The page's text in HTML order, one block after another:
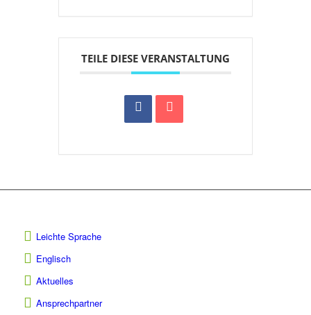
TEILE DIESE VERANSTALTUNG
Leichte Sprache
Englisch
Aktuelles
Ansprechpartner